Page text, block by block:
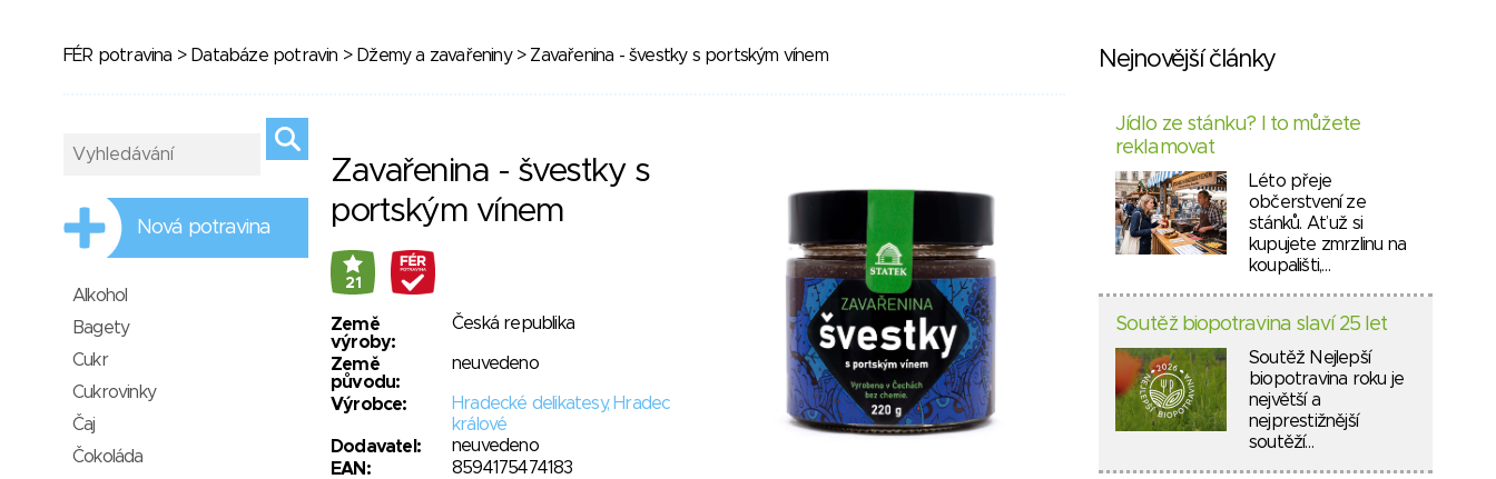
FÉR potravina > Databáze potravin > Džemy a zavařeniny> Zavařenina - švestky s portským vínem
Zavařenina - švestky s
portským vínem
21
Země
výroby:
Česká republika
Země
původu:
neuvedeno
Výrobce:
Hradecké delikatesy, Hradec
králové
Dodavatel:
neuvedeno
EAN:
8594175474183
Nová potravina
Alkohol
Bagety
Cukr
Cukrovinky
Čaj
Čokoláda
Nejnovější články
Jídlo ze stánku? I to můžete
reklamovat
Léto přeje
občerstvení ze
stánků. Ať už si
kupujete zmrzlinu na
koupališti,…
Soutěž biopotravina slaví 25 let
Soutěž Nejlepší
biopotravina roku je
největší a
nejprestižnější
soutěží…